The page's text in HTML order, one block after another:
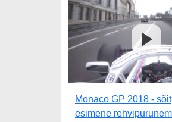
Monaco GP 2018 -
esimene